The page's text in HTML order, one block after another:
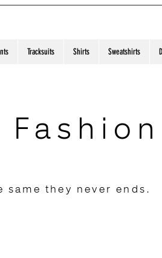
Tracksuits Shirts Sweatshirts
Fashion
same they never ends.